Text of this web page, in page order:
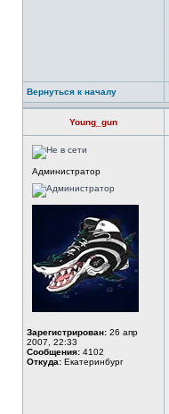
Вернуться к началу
Young_gun
Администратор
Зарегистрирован: 26 апр
2007, 22:33
Сообщения: 4102
Откуда: Екатеринбург